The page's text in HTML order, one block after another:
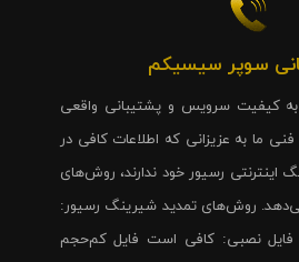
سوپر سیسیکم
کیفیت سرویس و پشتیبانی واقعی
فنی ما به عزیزانی که اطلاعات کافی در
اینترنتی رسیور خود ندارند، روش‌های
می‌دهد. روش‌های تمدید شیرینگ رسیور:
نصبی: کافی است فایل کم‌حجم